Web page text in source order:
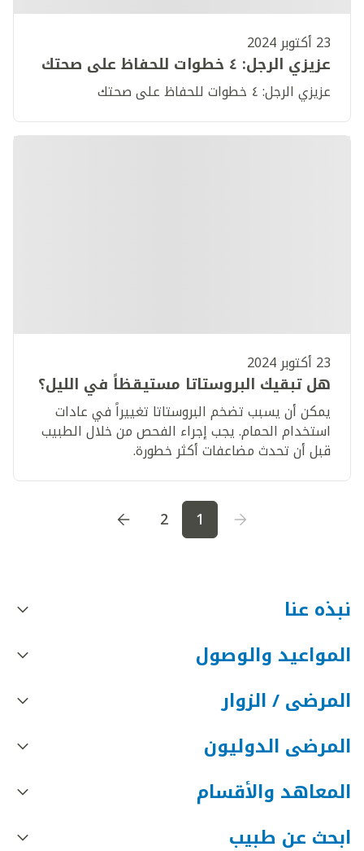
23 أكتوبر 2024
عزيزي الرجل: ٤ خطوات للحفاظ على صحتك
عزيزي الرجل: ٤ خطوات للحفاظ على صحتك
23 أكتوبر 2024
هل تبقيك البروستاتا مستيقظاً في الليل؟
يمكن أن يسبب تضخم البروستاتا تغييراً في عادات
استخدام الحمام. يجب إجراء الفحص من خلال الطبيب
قبل أن تحدث مضاعفات أكثر خطورة.
اذهب إلى الصفحة اذهب إلى الصفحة
1
2
نبذه عنا
المواعيد والوصول
المرضى / الزوار
المرضى الدوليون
المعاهد والأقسام
ابحث عن طبيب